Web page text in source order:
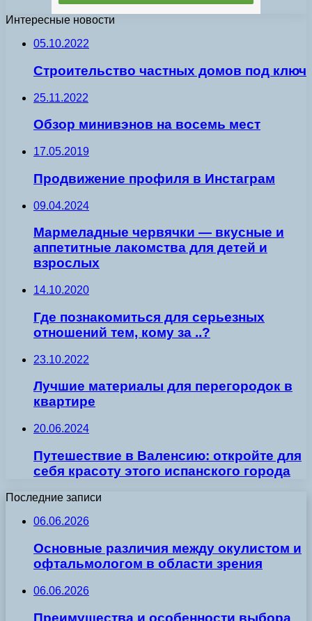
Интересные новости
05.10.2022
Строительство частных домов под ключ
25.11.2022
Обзор минивэнов на восемь мест
17.05.2019
Продвижение профиля в Инстаграм
09.04.2024
Мармеладные червячки — вкусные и
аппетитные лакомства для детей и
взрослых
14.10.2020
Где познакомиться для серьезных
отношений тем, кому за ..?
23.10.2022
Лучшие материалы для перегородок в
квартире
20.06.2024
Путешествие в Валенсию: откройте для
себя красоту этого испанского города
Последние записи
06.06.2026
Основные различия между окулистом и
офтальмологом в области зрения
06.06.2026
Преимущества и особенности выбора